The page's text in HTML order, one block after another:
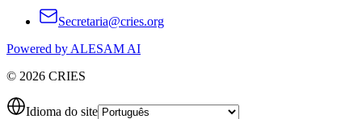
Secretaria@cries.org
Powered by ALESAM AI
© 2026 CRIES
Idioma do site